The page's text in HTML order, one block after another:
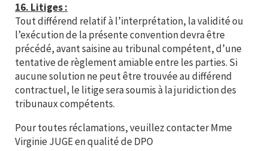
16. Litiges :
Tout différend relatif à l’interprétation, la validité ou
l’exécution de la présente convention devra être
précédé, avant saisine au tribunal compétent, d’une
tentative de règlement amiable entre les parties. Si
aucune solution ne peut être trouvée au différend
contractuel, le litige sera soumis à la juridiction des
tribunaux compétents.
Pour toutes réclamations, veuillez contacter Mme
Virginie JUGE en qualité de DPO